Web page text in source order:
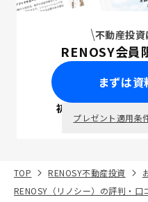
不動産投
RENOSY会員
まずは
初回面談で
プレゼント適用条
TOP RENOSY不動産投資
RENOSY（リノシー）の評判・口